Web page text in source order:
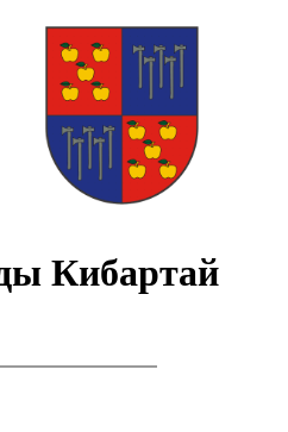
Кибартай